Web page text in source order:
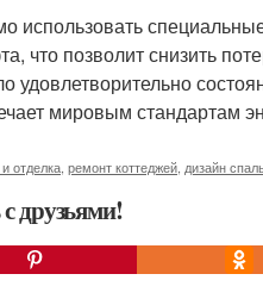
использовать
что позволит снизить
удовлетворительно
мировым стандартам
отделка ремонт коттеджей дизайн
друзьями!